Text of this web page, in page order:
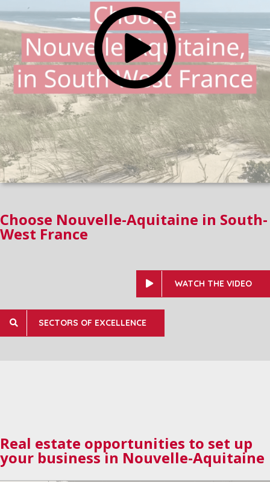
Choose Nouvelle-Aquitaine in South-
West France
WATCH THE VIDEO
SECTORS OF EXCELLENCE
Real estate opportunities to set up
your business in Nouvelle-Aquitaine